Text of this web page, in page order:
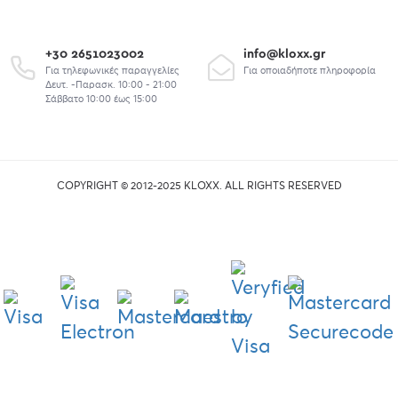
+30 2651023002
Για τηλεφωνικές παραγγελίες
Δευτ. -Παρασκ. 10:00 - 21:00
Σάββατο 10:00 έως 15:00
info@kloxx.gr
Για οποιαδήποτε πληροφορία
COPYRIGHT © 2012-2025 KLOXX. ALL RIGHTS RESERVED